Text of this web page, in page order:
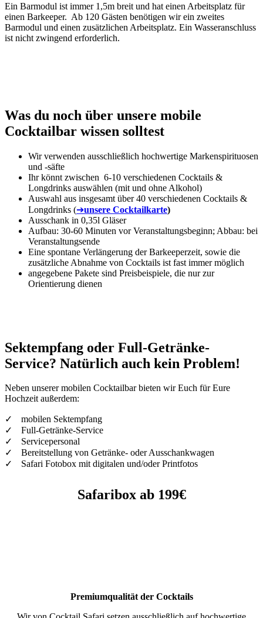
Ein Barmodul ist immer 1,5m breit und hat einen Arbeitsplatz für
einen Barkeeper. Ab 120 Gästen benötigen wir ein zweites
Barmodul und einen zusätzlichen Arbeitsplatz. Ein Wasseranschluss
ist nicht zwingend erforderlich.
Was du noch über unsere mobile
Cocktailbar wissen solltest
Wir verwenden ausschließlich hochwertige Markenspirituosen
und -säfte
Ihr könnt zwischen 6-10 verschiedenen Cocktails &
Longdrinks auswählen (mit und ohne Alkohol)
Auswahl aus insgesamt über 40 verschiedenen Cocktails &
Longdrinks (➔unsere Cocktailkarte)
Ausschank in 0,35l Gläser
Aufbau: 30-60 Minuten vor Veranstaltungsbeginn; Abbau: bei
Veranstaltungsende
Eine spontane Verlängerung der Barkeeperzeit, sowie die
zusätzliche Abnahme von Cocktails ist fast immer möglich
angegebene Pakete sind Preisbeispiele, die nur zur
Orientierung dienen
Sektempfang oder Full-Getränke-
Service? Natürlich auch kein Problem!
Neben unserer mobilen Cocktailbar bieten wir Euch für Eure
Hochzeit außerdem:
✓
mobilen Sektempfang
✓
Full-Getränke-Service
✓
Servicepersonal
✓
Bereitstellung von Getränke- oder Ausschankwagen
✓
Safari Fotobox mit digitalen und/oder Printfotos
Safaribox ab 199€
Premiumqualität der Cocktails